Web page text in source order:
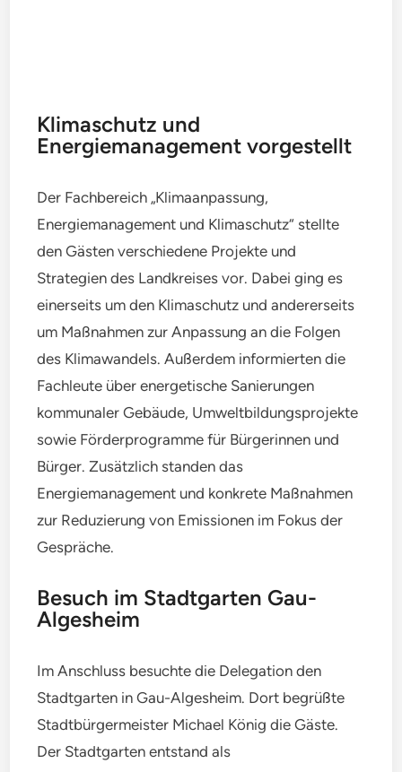
Klimaschutz und
Energiemanagement vorgestellt
Der Fachbereich „Klimaanpassung,
Energiemanagement und Klimaschutz“ stellte
den Gästen verschiedene Projekte und
Strategien des Landkreises vor. Dabei ging es
einerseits um den Klimaschutz und andererseits
um Maßnahmen zur Anpassung an die Folgen
des Klimawandels. Außerdem informierten die
Fachleute über energetische Sanierungen
kommunaler Gebäude, Umweltbildungsprojekte
sowie Förderprogramme für Bürgerinnen und
Bürger. Zusätzlich standen das
Energiemanagement und konkrete Maßnahmen
zur Reduzierung von Emissionen im Fokus der
Gespräche.
Besuch im Stadtgarten Gau-
Algesheim
Im Anschluss besuchte die Delegation den
Stadtgarten in Gau-Algesheim. Dort begrüßte
Stadtbürgermeister Michael König die Gäste.
Der Stadtgarten entstand als